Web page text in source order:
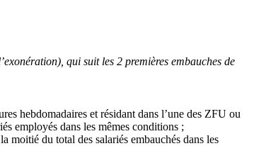
qui suit les 2 premières embauches de
hebdomadaires et résidant dans l’une des ZFU ou
employés dans les mêmes conditions ;
moitié du total des salariés embauchés dans les